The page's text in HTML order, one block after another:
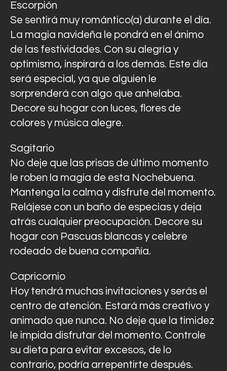
Escorpión
Se sentirá muy romántico(a) durante el día.
La magia navideña le pondrá en el ánimo
de las festividades. Con su alegría y
optimismo, inspirará a los demás. Este día
será especial, ya que alguien le
sorprenderá con algo que anhelaba.
Decore su hogar con luces, flores de
colores y música alegre.
Sagitario
No deje que las prisas de último momento
le roben la magia de esta Nochebuena.
Mantenga la calma y disfrute del momento.
Relájese con un baño de especias y deja
atrás cualquier preocupación. Decore su
hogar con Pascuas blancas y celebre
rodeado de buena compañía.
Capricornio
Hoy tendrá muchas invitaciones y serás el
centro de atención. Estará más creativo y
animado que nunca. No deje que la timidez
le impida disfrutar del momento. Controle
su dieta para evitar excesos, de lo
contrario, podría arrepentirte después.